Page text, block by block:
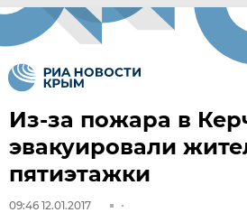
Из-за пожара в
эвакуировали
пятиэтажки
09:46 12.01.2017